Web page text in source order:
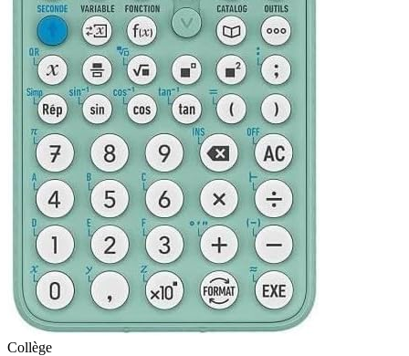
Collège